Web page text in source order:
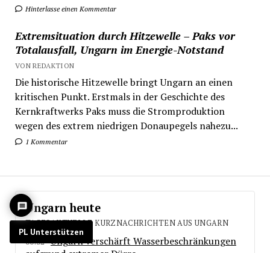
Hinterlasse einen Kommentar
Extremsituation durch Hitzewelle – Paks vor
Totalausfall, Ungarn im Energie-Notstand
VON REDAKTION
Die historische Hitzewelle bringt Ungarn an einen
kritischen Punkt. Erstmals in der Geschichte des
Kernkraftwerks Paks muss die Stromproduktion
wegen des extrem niedrigen Donaupegels nahezu...
1 Kommentar
Ungarn heute
TAGESAKTUELLE KURZNACHRICHTEN AUS UNGARN
00:32 Ungarn verschärft Wasserbeschränkungen
PL Unterstützen